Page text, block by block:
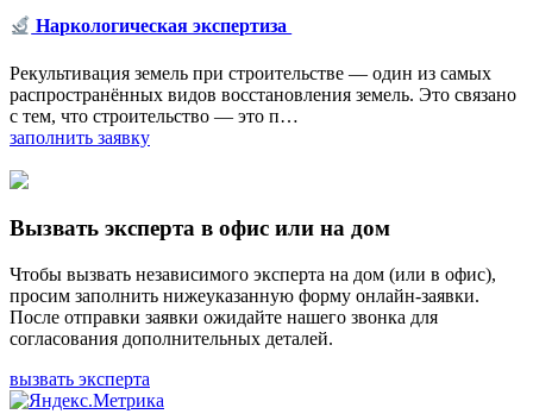
Наркологическая экспертиза
Рекультивация земель при строительстве ― один из самых
распространённых видов восстановления земель. Это связано
с тем, что строительство ― это п…
заполнить заявку
Вызвать эксперта в офис или на дом
Чтобы вызвать независимого эксперта на дом (или в офис),
просим заполнить нижеуказанную форму онлайн-заявки.
После отправки заявки ожидайте нашего звонка для
согласования дополнительных деталей.
вызвать эксперта